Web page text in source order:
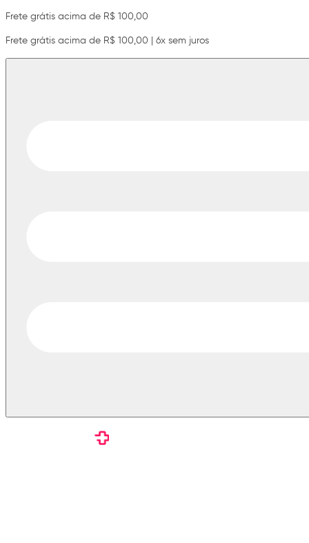
Frete grátis acima de R$ 100,00
Frete grátis acima de R$ 100,00 | 6x sem juros